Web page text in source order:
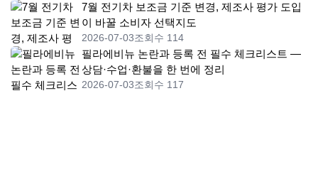
7월 전기차 보조금 기준 변경, 제조사 평가 도입
이 바꿀 소비자 선택지도
2026-07-03조회수 114
필라에비뉴 논란과 등록 전 필수 체크리스트 —
상담·수업·환불을 한 번에 정리
2026-07-03조회수 117